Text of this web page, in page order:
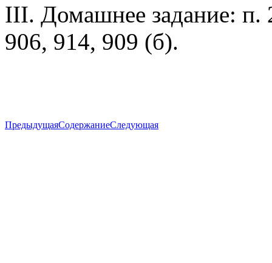
III. Домашнее задание: п.
906, 914, 909 (б).
ПредыдущаяСодержаниеСледующая